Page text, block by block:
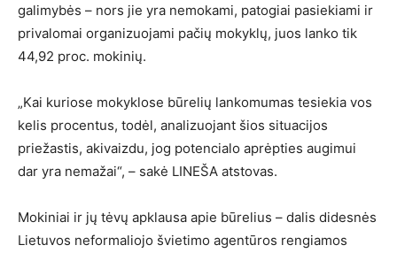
galimybės – nors jie yra nemokami, patogiai pasiekiami ir
privalomai organizuojami pačių mokyklų, juos lanko tik
44,92 proc. mokinių.
„Kai kuriose mokyklose būrelių lankomumas tesiekia vos
kelis procentus, todėl, analizuojant šios situacijos
priežastis, akivaizdu, jog potencialo aprėpties augimui
dar yra nemažai“, – sakė LINEŠA atstovas.
Mokiniai ir jų tėvų apklausa apie būrelius – dalis didesnės
Lietuvos neformaliojo švietimo agentūros rengiamos